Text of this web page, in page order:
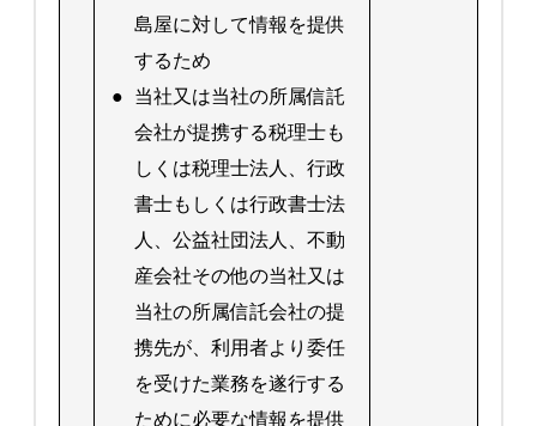
島屋に対して情報を提供
するため
●
当社又は当社の所属信託
会社が提携する税理士も
しくは税理士法人、行政
書士もしくは行政書士法
人、公益社団法人、不動
産会社その他の当社又は
当社の所属信託会社の提
携先が、利用者より委任
を受けた業務を遂行する
ために必要な情報を提供